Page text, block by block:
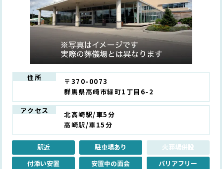
住所
〒370-0073
群馬県高崎市緑町1丁目6-2
アクセス
北高崎駅/車5分
高崎駅/車15分
駅近 駐車場あり
火葬場併設
付添い安置
安置中の面会
バリアフリー